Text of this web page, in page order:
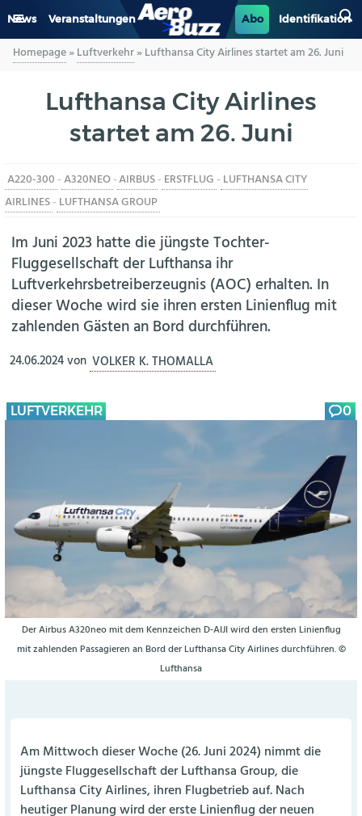
News Veranstaltungen Abo Identifikation
GENERAL AVIATION
LUFTVERKEHR
MILITÄR
HELIKOPTER
BERUFE
AERO-KULTUR
Homepage»Luftverkehr»Lufthansa City Airlines startet am 26. Juni
Lufthansa City Airlines
startet am 26. Juni
A220-300 -A320NEO-AIRBUS- ERSTFLUG - LUFTHANSA CITY
AIRLINES- LUFTHANSA GROUP
Im Juni 2023 hatte die jüngste Tochter-
Fluggesellschaft der Lufthansa ihr
Luftverkehrsbetreiberzeugnis (AOC) erhalten. In
dieser Woche wird sie ihren ersten Linienflug mit
zahlenden Gästen an Bord durchführen.
24.06.2024von VOLKER K. THOMALLA
LUFTVERKEHR 0
Der Airbus A320neo mit dem Kennzeichen D-AIJI wird den ersten Linienflug
mit zahlenden Passagieren an Bord der Lufthansa City Airlines durchführen. ©
Lufthansa
Am Mittwoch dieser Woche (26. Juni 2024) nimmt die
jüngste Fluggesellschaft der Lufthansa Group, die
Lufthansa City Airlines, ihren Flugbetrieb auf. Nach
heutiger Planung wird der erste Linienflug der neuen